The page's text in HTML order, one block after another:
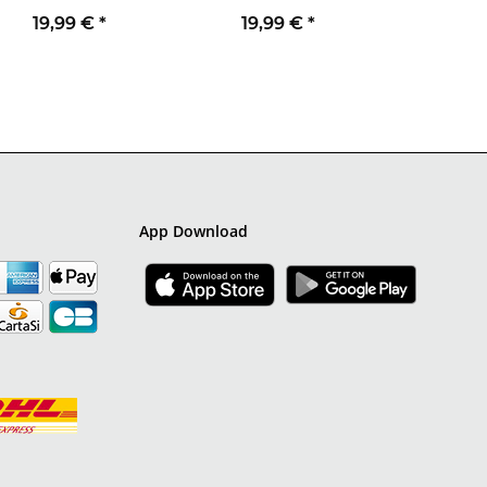
19,99 € *
19,99 € *
App Download